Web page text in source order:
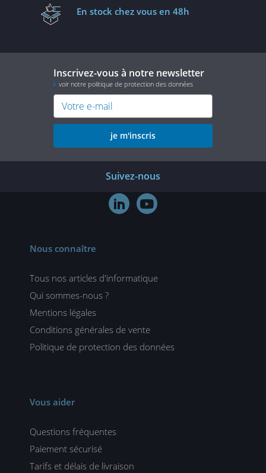
En stock chez vous en 48h
Inscrivez-vous à notre newsletter
voir notre politique de protection des données
je m'inscris
Suivez-nous
 
Nous connaître
Tous nos articles d'informatique
Qui sommes-nous ?
Mentions légales
Conditions générales de vente
Politique de protection des données
Vous aider
Questions fréquentes
Paiement sécurisé
Tarifs et délais de livraison